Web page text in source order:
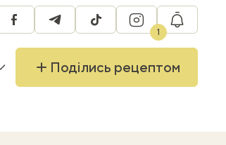
facebooktelegramtiktok instagram
1
Поділись рецептом